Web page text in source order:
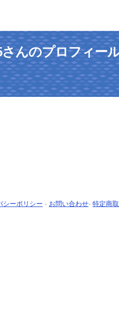
さんのプロフィー
シーポリシー - お問い合わせ- 特定商